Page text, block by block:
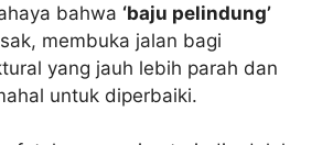
bahwa ‘baju pelindung’
membuka jalan bagi
yang jauh lebih parah dan
untuk diperbaiki.